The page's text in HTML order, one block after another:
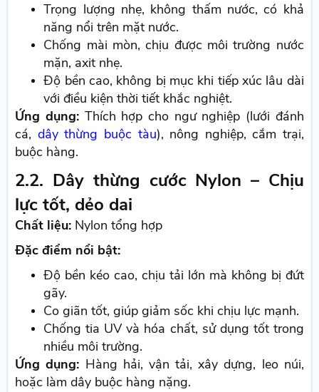
Trọng lượng nhẹ, không thấm nước, có khả
năng nổi trên mặt nước.
Chống mài mòn, chịu được môi trường nước
mặn, axit nhẹ.
Độ bền cao, không bị mục khi tiếp xúc lâu dài
với điều kiện thời tiết khắc nghiệt.
Ứng dụng: Thích hợp cho ngư nghiệp (lưới đánh
cá, dây thừng buộc tàu), nông nghiệp, cắm trại,
buộc hàng.
2.2. Dây thừng cước Nylon – Chịu
lực tốt, dẻo dai
Chất liệu: Nylon tổng hợp
Đặc điểm nổi bật:
Độ bền kéo cao, chịu tải lớn mà không bị đứt
gãy.
Co giãn tốt, giúp giảm sốc khi chịu lực mạnh.
Chống tia UV và hóa chất, sử dụng tốt trong
nhiều môi trường.
Ứng dụng: Hàng hải, vận tải, xây dựng, leo núi,
hoặc làm dây buộc hàng nặng.